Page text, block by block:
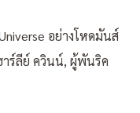
อย่างโหดมันส์
ร์ลีย์ ควินน์, ผู้พันริค